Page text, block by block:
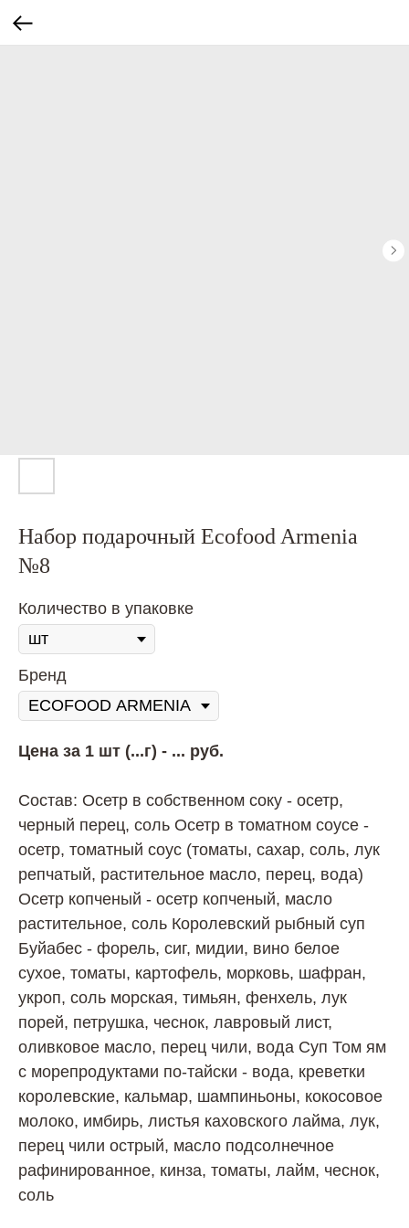
Набор подарочный Ecofood Armenia
№8
Количество в упаковке
Бренд
Цена за 1 шт (...г) - ... руб.
Состав: Осетр в собственном соку - осетр,
черный перец, соль Осетр в томатном соусе -
осетр, томатный соус (томаты, сахар, соль, лук
репчатый, растительное масло, перец, вода)
Осетр копченый - осетр копченый, масло
растительное, соль Королевский рыбный суп
Буйабес - форель, сиг, мидии, вино белое
сухое, томаты, картофель, морковь, шафран,
укроп, соль морская, тимьян, фенхель, лук
порей, петрушка, чеснок, лавровый лист,
оливковое масло, перец чили, вода Суп Том ям
с морепродуктами по-тайски - вода, креветки
королевские, кальмар, шампиньоны, кокосовое
молоко, имбирь, листья каховского лайма, лук,
перец чили острый, масло подсолнечное
рафинированное, кинза, томаты, лайм, чеснок,
соль